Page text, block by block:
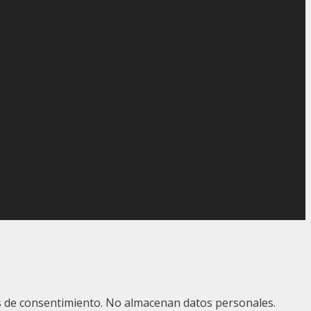
consentimiento. No almacenan datos personales.